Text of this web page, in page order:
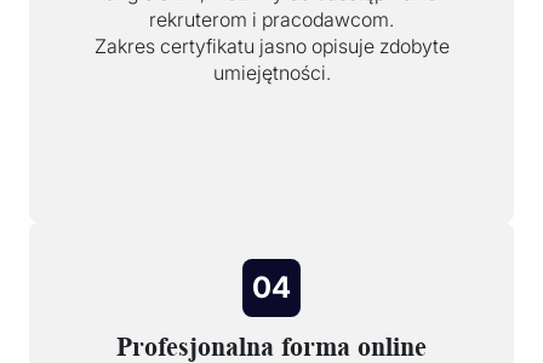
rekruterom i pracodawcom.
Zakres certyfikatu jasno opisuje zdobyte
umiejętności.
04
Profesjonalna forma online